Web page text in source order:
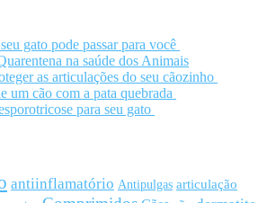
gato pode passar para você
na saúde dos Animais
as articulações do seu cãozinho
um cão com a pata quebrada
para seu gato
antiinflamatório Antipulgas articulação